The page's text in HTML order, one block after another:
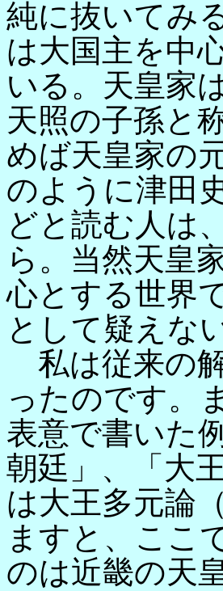
純に抜いてみ
は大国主を中
いる。天皇家
天照の子孫と
めば天皇家の
のように津田
どと読む人は
ら。当然天皇
心とする世界
として疑えな
私は従来の
ったのです。
表意で書いた
朝廷」、「大
は大王多元論
ますと、ここ
のは近畿の天